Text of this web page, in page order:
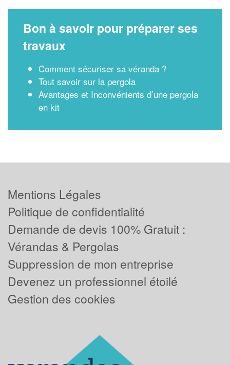
Bon à savoir pour préparer ses
travaux
Comment sécuriser sa véranda ?
Tout savoir sur la pergola
Avantages et Inconvénients d’une pergola
en kit
Mentions Légales
Politique de confidentialité
Demande de devis 100% Gratuit :
Vérandas & Pergolas
Suppression de mon entreprise
Devenez un professionnel étoilé
Gestion des cookies